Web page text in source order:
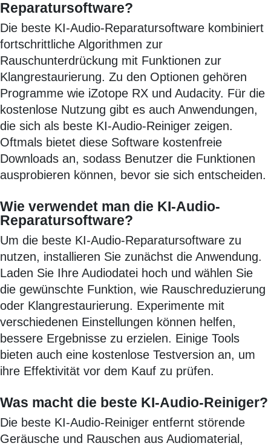
Reparatursoftware?
Die beste KI-Audio-Reparatursoftware kombiniert
fortschrittliche Algorithmen zur
Rauschunterdrückung mit Funktionen zur
Klangrestaurierung. Zu den Optionen gehören
Programme wie iZotope RX und Audacity. Für die
kostenlose Nutzung gibt es auch Anwendungen,
die sich als beste KI-Audio-Reiniger zeigen.
Oftmals bietet diese Software kostenfreie
Downloads an, sodass Benutzer die Funktionen
ausprobieren können, bevor sie sich entscheiden.
Wie verwendet man die KI-Audio-
Reparatursoftware?
Um die beste KI-Audio-Reparatursoftware zu
nutzen, installieren Sie zunächst die Anwendung.
Laden Sie Ihre Audiodatei hoch und wählen Sie
die gewünschte Funktion, wie Rauschreduzierung
oder Klangrestaurierung. Experimente mit
verschiedenen Einstellungen können helfen,
bessere Ergebnisse zu erzielen. Einige Tools
bieten auch eine kostenlose Testversion an, um
ihre Effektivität vor dem Kauf zu prüfen.
Was macht die beste KI-Audio-Reiniger?
Die beste KI-Audio-Reiniger entfernt störende
Geräusche und Rauschen aus Audiomaterial,